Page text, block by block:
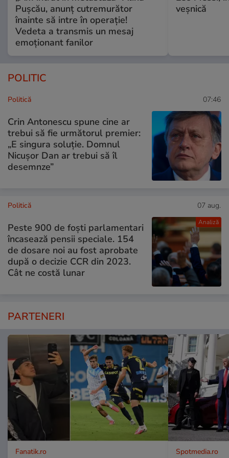
Pușcău, anunț cutremurător
înainte să intre în operație!
Vedeta a transmis un mesaj
emoționant fanilor
veșnică
POLITIC
Politică 07:46
Crin Antonescu spune cine ar
trebui să fie următorul premier:
„E singura soluție. Domnul
Nicușor Dan ar trebui să îl
desemnze”
Analiză
Politică 07 aug.
Peste 900 de foști parlamentari
încasează pensii speciale. 154
de dosare noi au fost aprobate
după o decizie CCR din 2023.
Cât ne costă lunar
PARTENERI
Fanatik.ro Spotmedia.ro